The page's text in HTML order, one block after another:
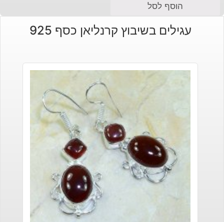
המקורי
הנוכחי
הוסף לסל
עגילים בשיבוץ קרנליאן כסף 925